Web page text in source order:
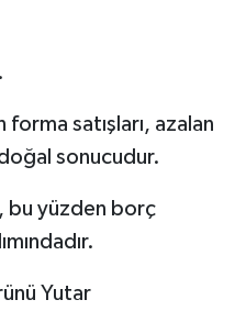
satışları, azalan
sonucudur.
bu yüzden borç
Yutar